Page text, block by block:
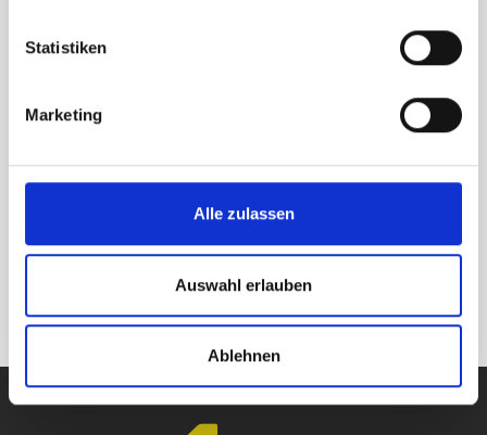
Statistiken
Marketing
Alle zulassen
Auswahl erlauben
Ablehnen
Ich habe die Datenschutzerklärung zur Kenntnis
meine Angaben zur Kontaktaufnahme und für
bekannt, dass ich die Einwilligung jederzeit per E-
selbstverständlich vertraulich und geben diese
nicht an Dritte weiter.
NACHRICHT SENDEN